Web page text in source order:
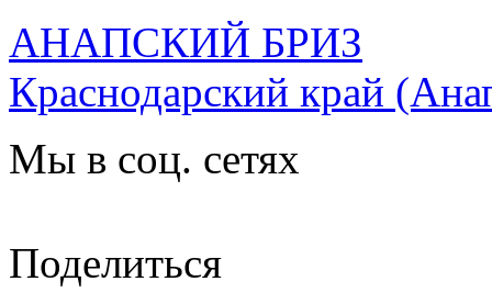
АНАПСКИЙ БРИЗ
Краснодарский край
Мы в соц. сетях
Поделиться